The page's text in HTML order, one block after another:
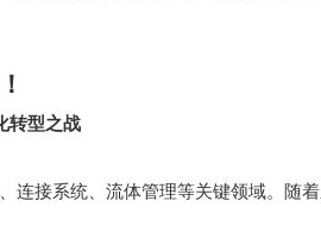
转型之战
连接系统、流体管理等关键领域。随